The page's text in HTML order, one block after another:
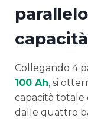
Collegando 4
100 Ah, si
capacità totale
dalle quattro